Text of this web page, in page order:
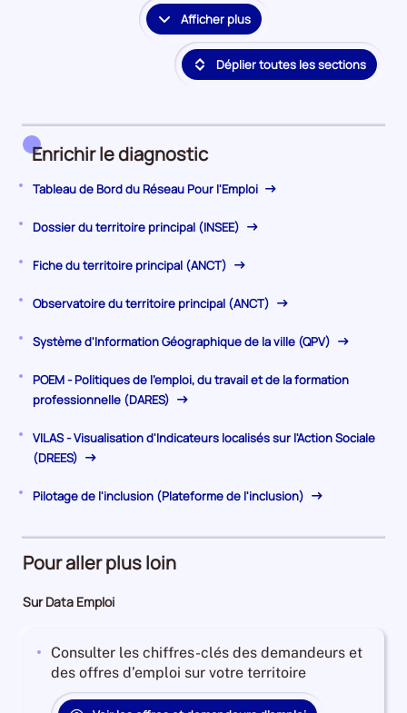
Afficher plus
le
détail
des
accès
à
l'emploi
Déplier toutes les sections
Enrichir le diagnostic
Tableau de Bord du Réseau Pour l'Emploi
Dossier du territoire principal (INSEE)
Fiche du territoire principal (ANCT)
Observatoire du territoire principal (ANCT)
Système d'Information Géographique de la ville (QPV)
POEM - Politiques de l'emploi, du travail et de la formation
professionnelle (DARES)
VILAS - Visualisation d'Indicateurs localisés sur l'Action Sociale
(DREES)
Pilotage de l'inclusion (Plateforme de l'inclusion)
Pour aller plus loin
Sur Data Emploi
Consulter les chiffres-clés des demandeurs et
des offres d’emploi sur votre territoire